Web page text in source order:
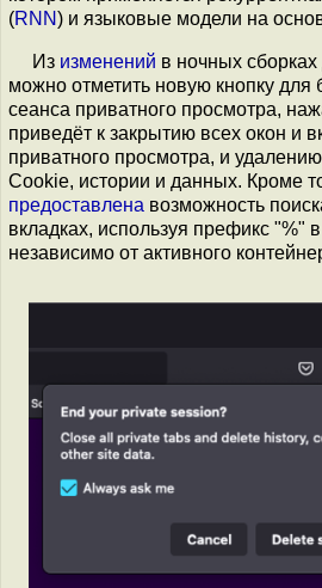
(RNN) и языковые модели на
Из изменений в ночных
можно отметить новую кнопку для
сеанса приватного просмотра,
приведёт к закрытию всех окон и
приватного просмотра, и
Cookiе, истории и данных. Кроме
предоставлена возможность
вкладках, используя префикс "%"
независимо от активного